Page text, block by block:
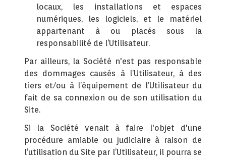
locaux, les installations et espaces
numériques, les logiciels, et le matériel
appartenant à ou placés sous la
responsabilité de l’Utilisateur.
Par ailleurs, la Société n'est pas responsable
des dommages causés à l’Utilisateur, à des
tiers et/ou à l’équipement de l’Utilisateur du
fait de sa connexion ou de son utilisation du
Site.
Si la Société venait à faire l'objet d'une
procédure amiable ou judiciaire à raison de
l’utilisation du Site par l’Utilisateur, il pourra se